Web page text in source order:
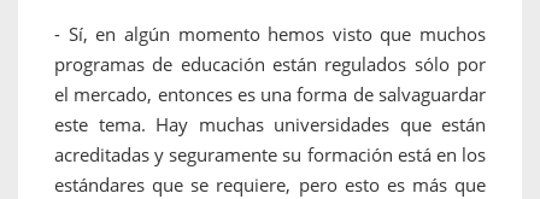
- Sí, en algún momento hemos visto que muchos
programas de educación están regulados sólo por
el mercado, entonces es una forma de salvaguardar
este tema. Hay muchas universidades que están
acreditadas y seguramente su formación está en los
estándares que se requiere, pero esto es más que